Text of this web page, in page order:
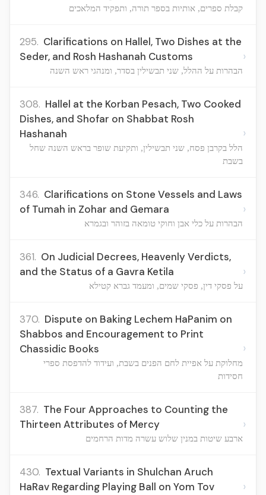
קבלת ספרים, אותיות בספר תורה, ותפקיד המלאכים
295. Clarifications on Hallel, Two Dishes at the
Seder, and Rosh Hashanah Customs
הבהרות על ההלל, שני תבשילין בסדר, ומנהגי ראש השנה
›
308. Hallel at the Korban Pesach, Two Cooked
Dishes, and Shofar on Shabbat Rosh
Hashanah
הלל בקרבן פסח, שני תבשילין, ותקיעת שופר בראש השנה שחל
בשבת
›
346. Clarifications on Stone Vessels and Laws
of Tumah in Zohar and Gemara
הבהרות על כלי אבן וחוקי טומאה בזוהר ובגמרא
›
361. On Judicial Decrees, Heavenly Verdicts,
and the Status of a Gavra Ketila
על פסקי דין, פסקי שמים, ומעמד גברא קטילא
›
370. Dispute on Baking Lechem HaPanim on
Shabbos and Encouragement to Print
Chassidic Books
מחלוקת על אפיית לחם הפנים בשבת, ועידוד להדפסת ספרי
חסידות
›
387. The Four Approaches to Counting the
Thirteen Attributes of Mercy
ארבע שיטות במנין שלוש עשרה מדות הרחמים
›
430. Textual Variants in Shulchan Aruch
HaRav Regarding Playing Ball on Yom Tov
›